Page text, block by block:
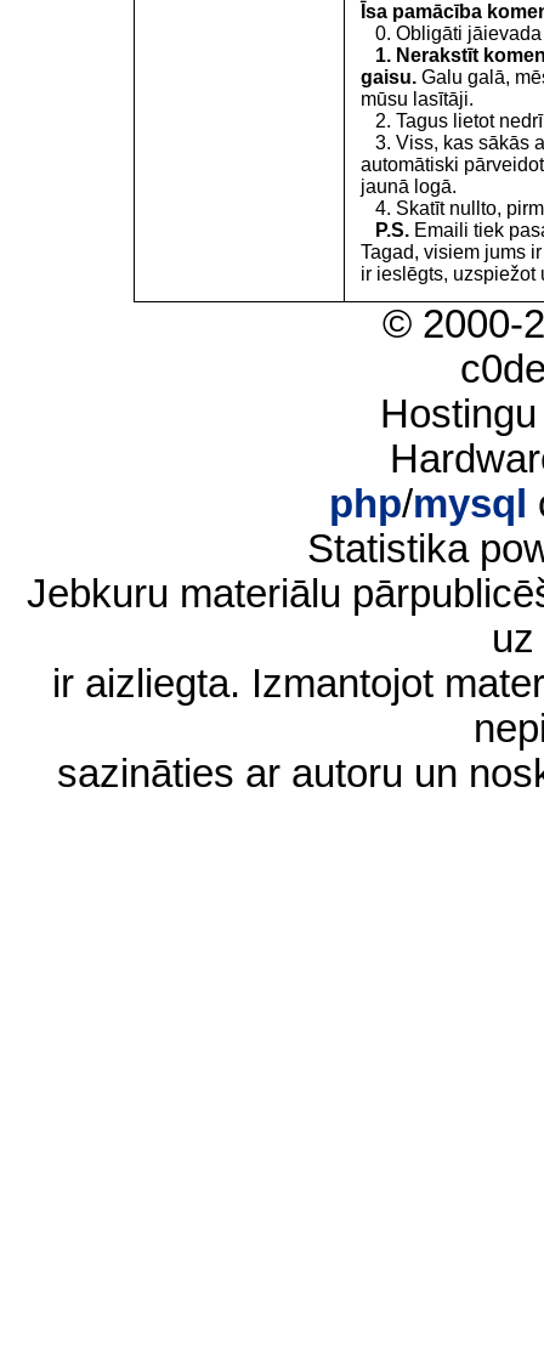
Īsa pamācība
0. Obligāti jāievada
1. Nerakstīt
gaisu. Galu galā,
mūsu lasītāji.
2. Tagus lietot
3. Viss, kas sākās
automātiski
jaunā logā.
4. Skatīt nullto,
P.S. Emaili tiek
Tagad, visiem jums
ir ieslēgts, uzspiežot
© 2000-
php/mysql
Statistika
Jebkuru materiālu
ir aizliegta. Izmantojot
sazināties ar autoru un